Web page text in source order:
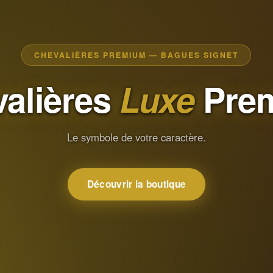
CHEVALIÈRES PREMIUM — BAGUES SIGNET
Luxe
Le symbole de votre caractère.
Découvrir la boutique